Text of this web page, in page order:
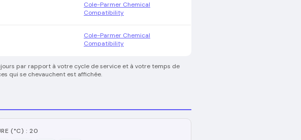
Cole-Parmer Chemical
Compatibility
Cole-Parmer Chemical
Compatibility
par rapport à votre cycle de service et à votre temps de
qui se chevauchent est affichée.
(°C) : 20